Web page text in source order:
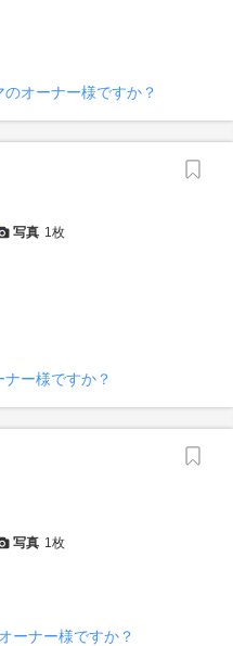
オーナー様ですか？
写真 1枚
ナー様ですか？
写真 1枚
ーナー様ですか？